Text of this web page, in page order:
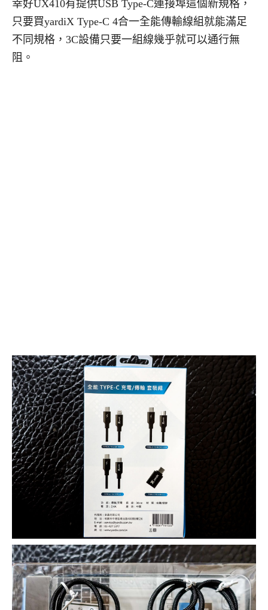
幸好UX410有提供USB Type-C連接埠這個新規格，
只要買yardiX Type-C 4合一全能傳輸線組就能滿足
不同規格，3C設備只要一組線幾乎就可以通行無
阻。